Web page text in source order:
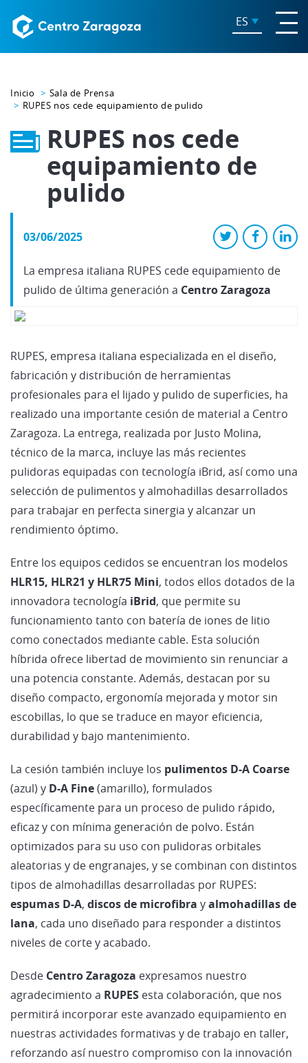
ES
Inicio
Sala de Prensa
RUPES nos cede equipamiento de pulido
RUPES nos cede
equipamiento de
pulido
03/06/2025
La empresa italiana RUPES cede equipamiento de
pulido de última generación a Centro Zaragoza
RUPES, empresa italiana especializada en el diseño,
fabricación y distribución de herramientas
profesionales para el lijado y pulido de superficies, ha
realizado una importante cesión de material a Centro
Zaragoza. La entrega, realizada por Justo Molina,
técnico de la marca, incluye las más recientes
pulidoras equipadas con tecnología iBrid, así como una
selección de pulimentos y almohadillas desarrollados
para trabajar en perfecta sinergia y alcanzar un
rendimiento óptimo.
Entre los equipos cedidos se encuentran los modelos
HLR15, HLR21 y HLR75 Mini, todos ellos dotados de la
innovadora tecnología iBrid, que permite su
funcionamiento tanto con batería de iones de litio
como conectados mediante cable. Esta solución
híbrida ofrece libertad de movimiento sin renunciar a
una potencia constante. Además, destacan por su
diseño compacto, ergonomía mejorada y motor sin
escobillas, lo que se traduce en mayor eficiencia,
durabilidad y bajo mantenimiento.
La cesión también incluye los pulimentos D-A Coarse
(azul) y D-A Fine(amarillo), formulados
específicamente para un proceso de pulido rápido,
eficaz y con mínima generación de polvo. Están
optimizados para su uso con pulidoras orbitales
aleatorias y de engranajes, y se combinan con distintos
tipos de almohadillas desarrolladas por RUPES:
espumas D-A, discos de microfibra yalmohadillas de
lana, cada uno diseñado para responder a distintos
niveles de corte y acabado.
Desde Centro Zaragoza expresamos nuestro
agradecimiento a RUPES esta colaboración, que nos
permitirá incorporar este avanzado equipamiento en
nuestras actividades formativas y de trabajo en taller,
reforzando así nuestro compromiso con la innovación